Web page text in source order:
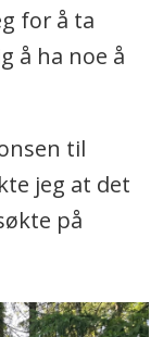
for å ta
å ha noe å
til
jeg at det
på